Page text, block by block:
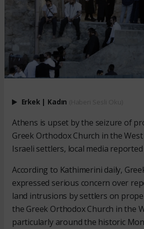
Erkek | Kadın
Athens is upset by the seizure of
Greek Orthodox Church in the
Israeli settlers, local media
According to Kathimerini daily,
expressed serious concern over
land intrusions by settlers on
the Greek Orthodox Church in the
particularly around the historic